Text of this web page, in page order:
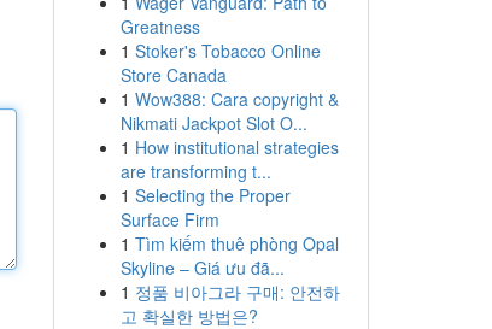
Greatness
1 Stoker's Tobacco Online
Store Canada
1 Wow388: Cara copyright &
Nikmati Jackpot Slot O...
1 How institutional strategies
are transforming t...
1 Selecting the Proper
Surface Firm
1 Tìm kiếm thuê phòng Opal
Skyline – Giá ưu đã...
1 정품 비아그라 구매: 안전하
고 확실한 방법은?